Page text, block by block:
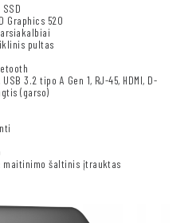
SSD
Graphics 520
pultas
3.2 tipo A Gen 1, RJ-45, HDMI, D-
(garso)
maitinimo šaltinis įtrauktas